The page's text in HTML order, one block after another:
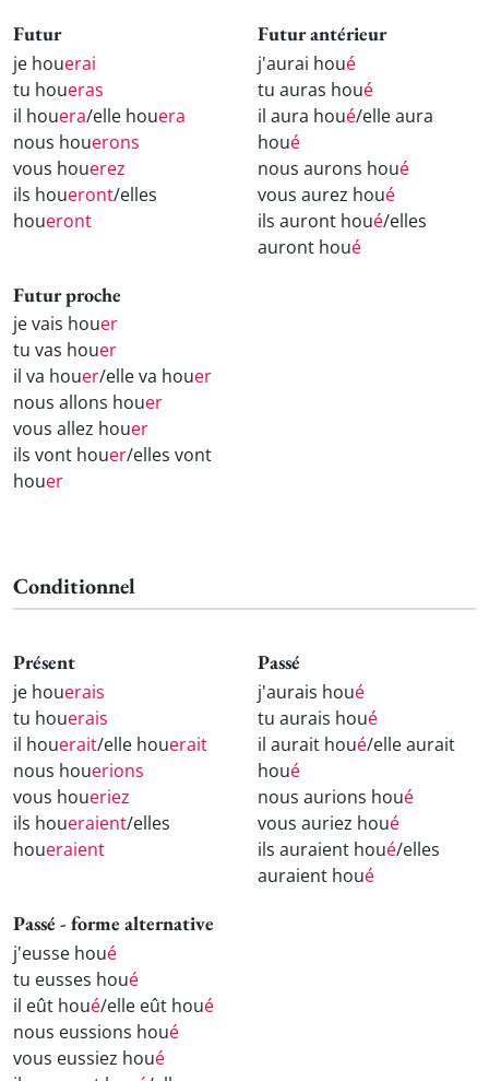
Futur
je houerai
tu houeras
il houera/elle houera
nous houerons
vous houerez
ils houeront/elles
houeront
Futur antérieur
j'aurai houé
tu auras houé
il aura houé/elle aura
houé
nous aurons houé
vous aurez houé
ils auront houé/elles
auront houé
Futur proche
je vais houer
tu vas houer
il va houer/elle va houer
nous allons houer
vous allez houer
ils vont houer/elles vont
houer
Conditionnel
Présent
je houerais
tu houerais
il houerait/elle houerait
nous houerions
vous houeriez
ils houeraient/elles
houeraient
Passé
j'aurais houé
tu aurais houé
il aurait houé/elle aurait
houé
nous aurions houé
vous auriez houé
ils auraient houé/elles
auraient houé
Passé - forme alternative
j'eusse houé
tu eusses houé
il eût houé/elle eût houé
nous eussions houé
vous eussiez houé